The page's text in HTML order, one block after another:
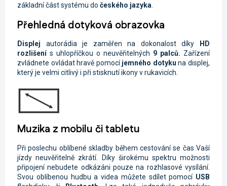
základní část systému do českého jazyka
Přehledná dotyková obrazovka
Displej autorádia je zaměřen na dokonalost díky
HD
rozlišenís uhlopříčkou o neuvěřitelných 9 palců. Zařízení
zvládnete ovládat hravě pomocíjemného dotyku na displej,
který je velmi citlivý i při stisknutí ikony v rukavicích.
Muzika z mobilu či tabletu
Při poslechu oblíbené skladby během cestování se čas Vaší
jízdy neuvěřitelně zkrátí. Díky širokému spektru možnosti
připojení nebudete odkázáni pouze na rozhlasové vysílání.
Svou oblíbenou hudbu a videa můžete sdílet pomocí USB